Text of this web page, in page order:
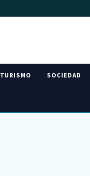
TURISMO SOCIEDAD